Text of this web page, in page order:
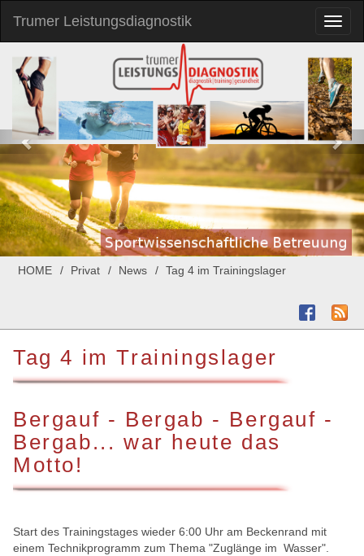
Trumer Leistungsdiagnostik
HOME Privat News Tag 4 im Trainingslager
Tag 4 im Trainingslager
Bergauf - Bergab - Bergauf -
Bergab... war heute das
Motto!
Start des Trainingstages wieder 6:00 Uhr am Beckenrand mit
einem Technikprogramm zum Thema "Zuglänge im Wasser".